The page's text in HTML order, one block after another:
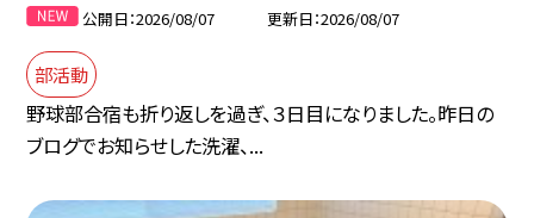
公開日 2026/08/07 更新日 2026/08/07
部活動
野球部合宿も折り返しを過ぎ、３日目になりました。昨日の
ブログでお知らせした洗濯、...